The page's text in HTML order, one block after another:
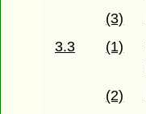
(3)
3.3
(1)
(2)